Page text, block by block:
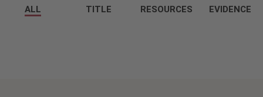
ALL TITLE RESOURCES EVIDENCE